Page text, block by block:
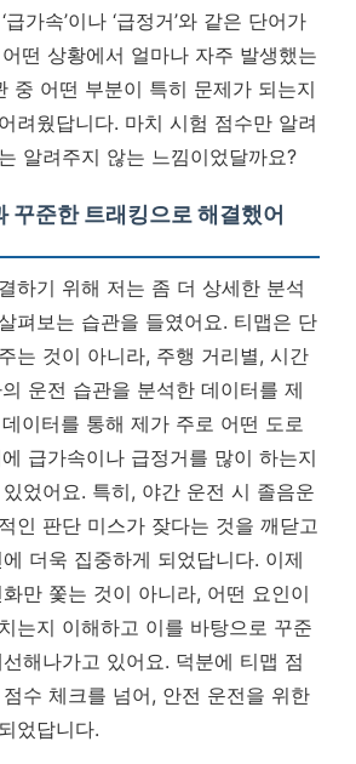
가속’이나 ‘급정거’와 같은 단어가
떤 상황에서 얼마나 자주 발생했는
중 어떤 부분이 특히 문제가 되는지
려웠답니다. 마치 시험 점수만 알려
알려주지 않는 느낌이었달까요?
꾸준한 트래킹으로 해결했어
하기 위해 저는 좀 더 상세한 분석
펴보는 습관을 들였어요. 티맵은 단
는 것이 아니라, 주행 거리별, 시간
운전 습관을 분석한 데이터를 제
이터를 통해 제가 주로 어떤 도로
급가속이나 급정거를 많이 하는지
었어요. 특히, 야간 운전 시 졸음운
인 판단 미스가 잦다는 것을 깨닫고
더욱 집중하게 되었답니다. 이제
만 쫓는 것이 아니라, 어떤 요인이
는지 이해하고 이를 바탕으로 꾸준
해나가고 있어요. 덕분에 티맵 점
수 체크를 넘어, 안전 운전을 위한
었답니다.